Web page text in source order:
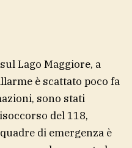
Lago Maggiore, a
è scattato poco fa
sono stati
del 118,
di emergenza è